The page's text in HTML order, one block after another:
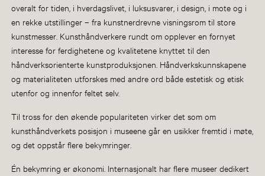
overalt for tiden, i hverdagslivet, i luksusvarer, i design, i mote og i
en rekke utstillinger – fra kunstnerdrevne visningsrom til store
kunstmesser. Kunsthåndverkere rundt om opplever en fornyet
interesse for ferdighetene og kvalitetene knyttet til den
håndverksorienterte kunstproduksjonen. Håndverkskunnskapene
og materialiteten utforskes med andre ord både estetisk og etisk
utenfor og innenfor feltet selv.
Til tross for den økende populariteten virker det som om
kunsthåndverkets posisjon i museene går en usikker fremtid i møte,
og det oppstår flere bekymringer.
Én bekymring er økonomi. Internasjonalt har flere museer dedikert